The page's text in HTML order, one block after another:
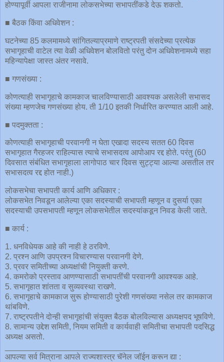
होण्यापूर्वी आपला राजीनामा लोकसभेच्या सभापतींकडे देऊ शकतो.
■ बैठक किंवा अधिवेशन :
घटनेच्या 85 कलमामध्ये सांगितल्याप्रमाणे राष्ट्रपती संसदेच्या प्रत्येक
सभागृहाची वाटेल त्या वेळी अधिवेशन बोलवितो परंतु दोन अधिवेशनामध्ये सहा
महिन्यापेक्षा जास्त अंतर नसावे.
■ गणसंख्या :
कोणत्याही सभागृहाचे कामकाज चालविण्यासाठी आवश्यक असलेली सभासद
संख्या म्हणजेच गणसंख्या होय. ती 1/10 इतकी निर्धारित करण्यात आली आहे.
■ पदमुक्तता :
कोणत्याही सभागृहाची परवानगी न घेता एखादा सदस्य सतत 60 दिवस
सभागृहात गैरहजर राहिल्यास त्याचे सभासदत्व आपोआप रद्द होते. परंतु (60
दिवसात संबंधित सभागृहाला लागोपाठ चार दिवस सुट्ट्या आल्या असतील तर
सभासदत्व रद्द होत नाही.)
लोकसभेचा सभापती कार्य आणि अधिकार :
लोकसभेत निवडून आलेल्या एका सदस्याची सभापती म्हणून व दुसर्या एका
सदस्याची उपसभापती म्हणून लोकसभेतील सदस्यांकडून निवड केली जाते.
■ कार्य :
1. धनविधेयक आहे की नाही हे ठरविणे.
2. प्रश्न आणि उपप्रश्न विचारण्यास परवानगी देणे.
3. प्रवर समितीच्या अध्यक्षांची नियुक्ती करणे.
4. कमरोको प्रस्ताव आणण्यासाठी सभापतींची परवानगी आवश्यक आहे.
5. सभागृहात शांतता व सुव्यवस्था राखणे.
6. सभागृहाचे कामकाज सुरू होण्यासाठी पुरेशी गणसंख्या नसेल तर कामकाज
थांबविणे.
7. राष्ट्रपतीने दोन्ही सभागृहांची संयुक्त बैठक बोलविल्यास अध्यक्षपद भूषविणे.
8. सामान्य उद्देश समिती, नियम समिती व कार्यवाही समितीचा सभापती पदसिद्ध
अध्यक्ष असतो.
आपल्या सर्व मित्राना आपले राज्यशास्त्र चॅनेल जॉईन करून द्या :